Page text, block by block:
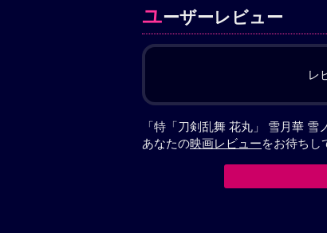
ユーザーレビュー
レ
「特「刀剣乱舞 花丸」 雪月華
あなたの映画レビューをお待ちし